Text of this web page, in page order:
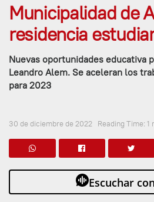
Municipalidad de
residencia
Nuevas oportunidades educativa
Leandro Alem. Se aceleran los
para 2023
30 de diciembre de 2022 Reading Time: 1
Escuchar